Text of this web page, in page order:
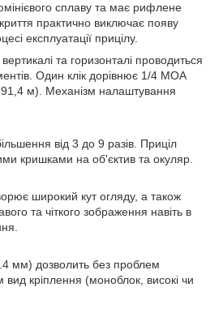
сплаву та має рифлене
практично виключає появу
експлуатації прицілу.
та горизонталі проводиться
Один клік дорівнює 1/4 MOA
91,4 м). Механізм налаштування
від 3 до 9 разів. Приціл
кришками на об'єктив та окуляр.
широкий кут огляду, а також
та чіткого зображення навіть в
мм) дозволить без проблем
вид кріплення (моноблок, високі чи